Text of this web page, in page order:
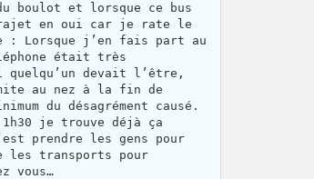
boulot et lorsque ce bus
en oui car je rate le
: Lorsque j’en fais part au
était très
quelqu’un devait l’être,
au nez à la fin de
du désagrément causé.
1h30 je trouve déjà ça
prendre les gens pour
les transports pour
vous…